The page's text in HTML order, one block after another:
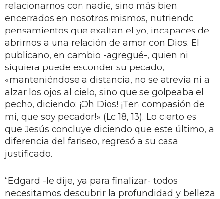
relacionarnos con nadie, sino más bien
encerrados en nosotros mismos, nutriendo
pensamientos que exaltan el yo, incapaces de
abrirnos a una relación de amor con Dios. El
publicano, en cambio -agregué-, quien ni
siquiera puede esconder su pecado,
«manteniéndose a distancia, no se atrevía ni a
alzar los ojos al cielo, sino que se golpeaba el
pecho, diciendo: ¡Oh Dios! ¡Ten compasión de
mí, que soy pecador!» (Lc 18, 13). Lo cierto es
que Jesús concluye diciendo que este último, a
diferencia del fariseo, regresó a su casa
justificado.
“Edgard -le dije, ya para finalizar- todos
necesitamos descubrir la profundidad y belleza